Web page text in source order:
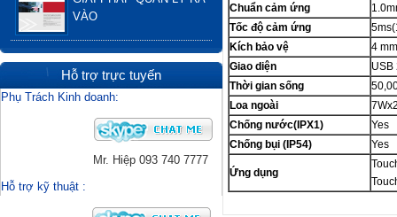
VÀO
Hỗ trợ trực tuyến
Phụ Trách Kinh doanh:
Mr. Hiệp 093 740 7777
Hỗ trợ kỹ thuật :
Chuẩn cảm ứng
Tốc độ cảm ứng
Kích bảo vệ
4
Giao diện
USB
Thời gian sống
Loa ngoài
Chống nước(IPX1)
Yes
Chống bụi (IP54)
Yes
Ứng dụng